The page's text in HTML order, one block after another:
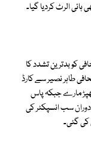
الرٹ کردیا گیا۔
کو بدترین تشدد کا
طاہر نصیر سے کارڈ
مارے جبکہ پاس
سب انسپکٹر کی
گئی۔